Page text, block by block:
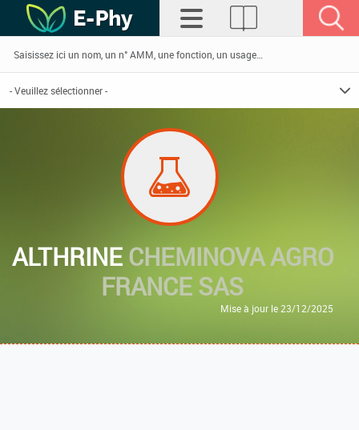
ALTHRINECHEMINOVA AGRO
FRANCE SAS
Mise à jour le 23/12/2025